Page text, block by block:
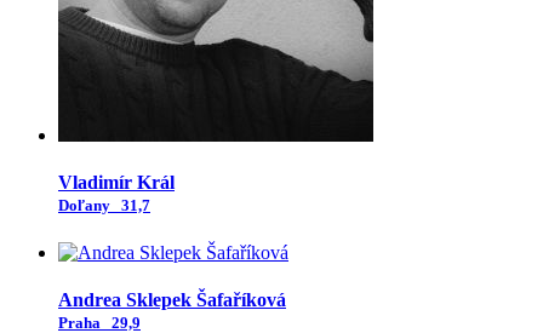
Vladimír Král
Doľany 31,7
Andrea Sklepek Šafaříková
Praha 29,9